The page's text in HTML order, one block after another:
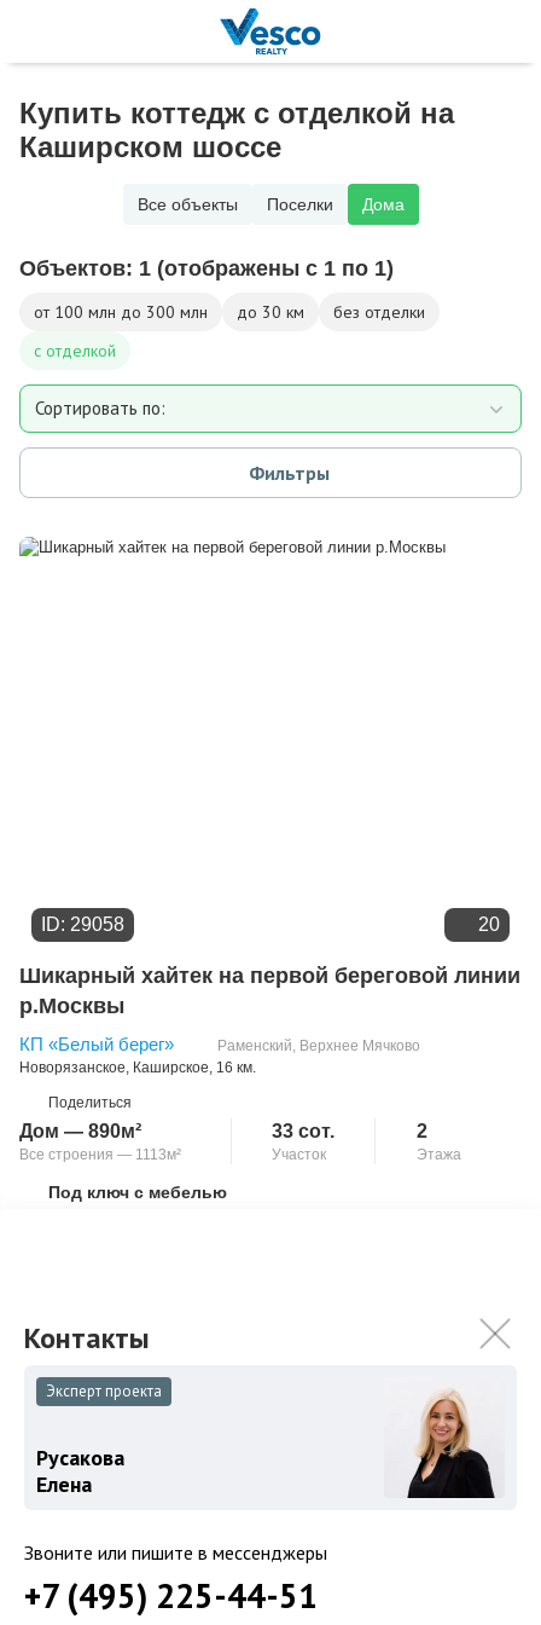
Купить коттедж с отделкой на
Каширском шоссе
Объектов: 1 (отображены с 1 по 1)
Все объекты Поселки Дома
от 100 млн до 300 млн до 30 км
без отделки
с отделкой
Сортировать по:
Площади
Фильтры
ID: 29058 20
Шикарный хайтек на первой береговой линии
р.Москвы
КП «Белый берег» Раменский Верхнее Мячково
Новорязанское Каширское , 16 км.
Поделиться
Скопировать ссылку
Дом — 890м²
Все строения — 1113м²
33 сот.
Участок
2
Этажа
Под ключ с мебелью
Шикарный коттедж в современном стиле площадью 890 кв.м.
Расположен на участке 33 сотки на первой линии от
199 000 000
Загород
Эксперт проекта
Русакова
Елена
Звоните или пишите в мессенджеры
+7 (495) 225-44-51